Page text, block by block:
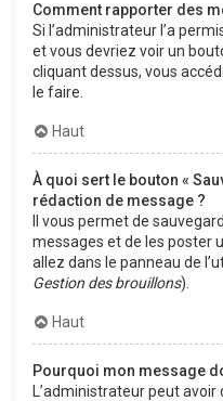
Comment rapporter des
Si l’administrateur l’a
et vous devriez voir un
cliquant dessus, vous
le faire.
Haut
À quoi sert le bouton «
rédaction de message ?
Il vous permet de
messages et de les poster
allez dans le panneau de
Gestion des brouillons).
Haut
Pourquoi mon message
L’administrateur peut